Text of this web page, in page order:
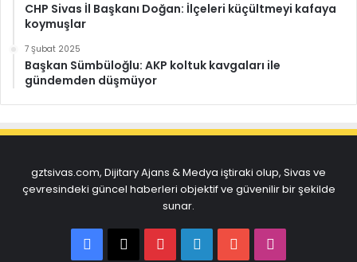
CHP Sivas İl Başkanı Doğan: İlçeleri küçültmeyi kafaya
koymuşlar
7 Şubat 2025
Başkan Sümbüloğlu: AKP koltuk kavgaları ile
gündemden düşmüyor
gztsivas.com, Dijitary Ajans & Medya iştiraki olup, Sivas ve
çevresindeki güncel haberleri objektif ve güvenilir bir şekilde
sunar.
Facebook
X PinterestLinkedInYouTube